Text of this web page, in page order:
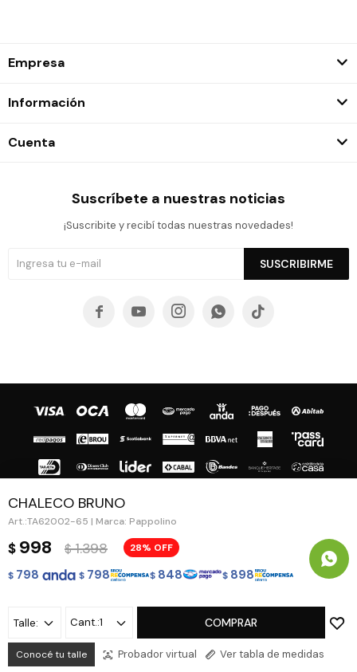
CHALECO BRUNO
TA62002-65 | Marca: Pappolino
$ 998 $ 1.398 28
$ 798 $ 798 $ 848 $ 898
Talle:
Conocé tu talle Probador virtual Ver tabla de medidas
1 COMPRAR
Empresa
Información
Cuenta
Suscríbete a nuestras noticias
¡Suscribite y recibí todas nuestras novedades!
SUSCRIBIRME
    
Fenicio